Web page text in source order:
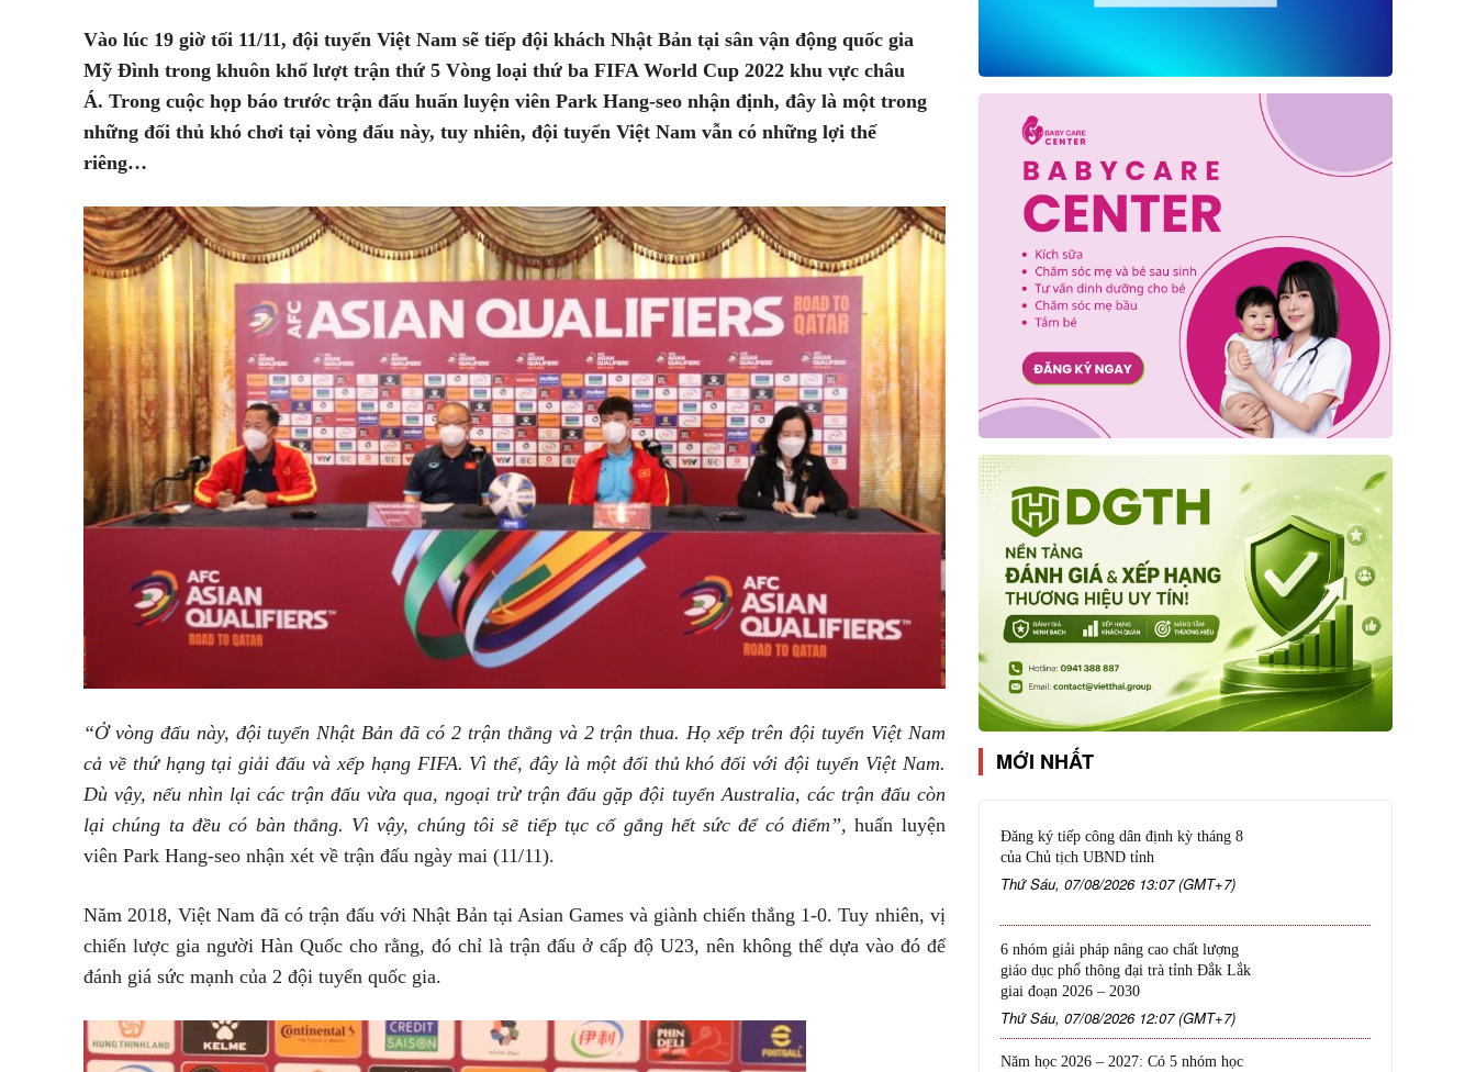
Vào lúc 19 giờ tối 11/11, đội tuyển Việt Nam sẽ tiếp đội khách Nhật Bản tại sân vận động quốc gia
Mỹ Đình trong khuôn khổ lượt trận thứ 5 Vòng loại thứ ba FIFA World Cup 2022 khu vực châu
Á. Trong cuộc họp báo trước trận đấu huấn luyện viên Park Hang-seo nhận định, đây là một trong
những đối thủ khó chơi tại vòng đấu này, tuy nhiên, đội tuyển Việt Nam vẫn có những lợi thế
riêng…
“Ở vòng đấu này, đội tuyển Nhật Bản đã có 2 trận thắng và 2 trận thua. Họ xếp trên đội tuyển Việt Nam
cả về thứ hạng tại giải đấu và xếp hạng FIFA. Vì thế, đây là một đối thủ khó đối với đội tuyển Việt Nam.
Dù vậy, nếu nhìn lại các trận đấu vừa qua, ngoại trừ trận đấu gặp đội tuyển Australia, các trận đấu còn
lại chúng ta đều có bàn thắng. Vì vậy, chúng tôi sẽ tiếp tục cố gắng hết sức để có điểm”,huấn luyện
viên Park Hang-seo nhận xét về trận đấu ngày mai (11/11).
Năm 2018, Việt Nam đã có trận đấu với Nhật Bản tại Asian Games và giành chiến thắng 1-0. Tuy nhiên, vị
chiến lược gia người Hàn Quốc cho rằng, đó chỉ là trận đấu ở cấp độ U23, nên không thể dựa vào đó để
đánh giá sức mạnh của 2 đội tuyển quốc gia.
MỚI NHẤT
Đăng ký tiếp công dân định kỳ tháng 8
của Chủ tịch UBND tỉnh
Thứ Sáu, 07/08/2026 13:07 (GMT+7)
6 nhóm giải pháp nâng cao chất lượng
giáo dục phổ thông đại trà tỉnh Đắk Lắk
giai đoạn 2026 – 2030
Thứ Sáu, 07/08/2026 12:07 (GMT+7)
Năm học 2026 – 2027: Có 5 nhóm học